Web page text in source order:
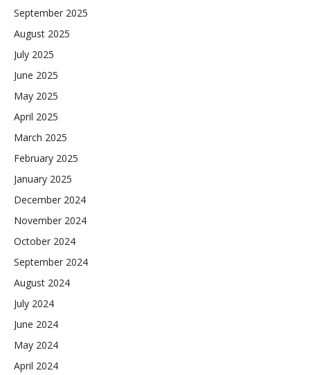
September 2025
August 2025
July 2025
June 2025
May 2025
April 2025
March 2025
February 2025
January 2025
December 2024
November 2024
October 2024
September 2024
August 2024
July 2024
June 2024
May 2024
April 2024